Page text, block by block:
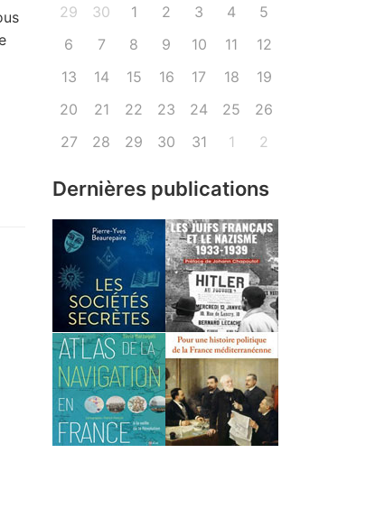
29 30 1 2 3 4
5
6
7 8 9 10 11
12
13
14 15 16 17 18
19
20
21 22 23 24 25
26
27
28 29 30 31 1 2
Dernières publications